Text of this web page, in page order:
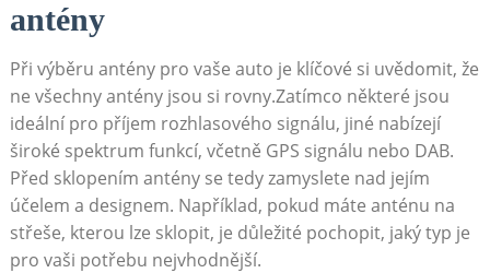
antény
Při výběru antény ⁣pro vaše auto je klíčové‌ si uvědomit, že
⁤ne všechny antény jsou si ⁤rovny.Zatímco některé jsou
ideální pro příjem rozhlasového signálu,​ jiné nabízejí
široké spektrum funkcí, včetně GPS signálu nebo DAB.
Před sklopením​ antény se tedy zamyslete⁣ nad jejím
účelem⁤ a designem. Například, pokud máte anténu na
střeše, kterou lze‌ sklopit,‍ je důležité pochopit, jaký ⁢typ je
pro vaši potřebu nejvhodnější.